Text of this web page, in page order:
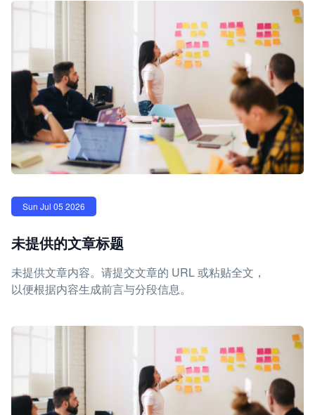
Sun Jul 05 2026
未提供的文章标题
未提供文章内容。请提交文章的 URL 或粘贴全文，
以便根据内容生成前言与分段信息。